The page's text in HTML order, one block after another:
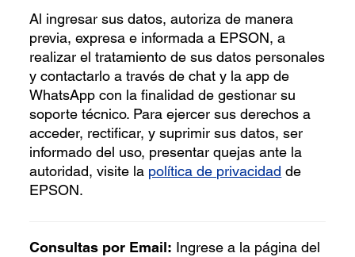
Al ingresar sus datos, autoriza de manera
previa, expresa e informada a EPSON, a
realizar el tratamiento de sus datos personales
y contactarlo a través de chat y la app de
WhatsApp con la finalidad de gestionar su
soporte técnico. Para ejercer sus derechos a
acceder, rectificar, y suprimir sus datos, ser
informado del uso, presentar quejas ante la
autoridad, visite la política de privacidad de
EPSON.
Consultas por Email: Ingrese a la página del